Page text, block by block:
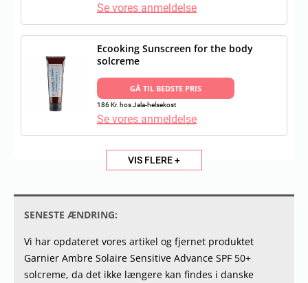
Se vores anmeldelse
Ecooking Sunscreen for the body
solcreme
GÅ TIL BEDSTE PRIS
186 Kr. hos Jala-helsekost
Se vores anmeldelse
VIS FLERE +
SENESTE ÆNDRING:
Vi har opdateret vores artikel og fjernet produktet
Garnier Ambre Solaire Sensitive Advance SPF 50+
solcreme, da det ikke længere kan findes i danske